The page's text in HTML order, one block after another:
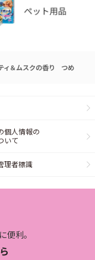
＆ムスクの香り つめ
個人情報の
いて
理者標識
便利。